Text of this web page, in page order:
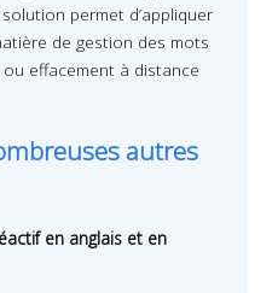
solution permet d’appliquer
de gestion des mots
effacement à distance
autres
en anglais et en